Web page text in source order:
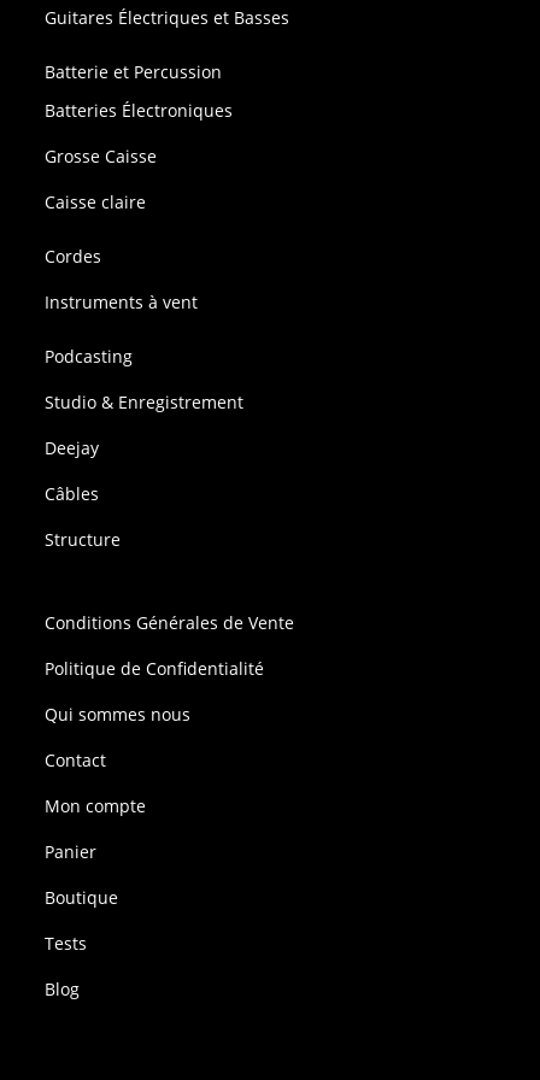
Guitares Électriques et Basses
Batterie et Percussion
Batteries Électroniques
Grosse Caisse
Caisse claire
Cordes
Instruments à vent
Podcasting
Studio & Enregistrement
Deejay
Câbles
Structure
Conditions Générales de Vente
Politique de Confidentialité
Qui sommes nous
Contact
Mon compte
Panier
Boutique
Tests
Blog